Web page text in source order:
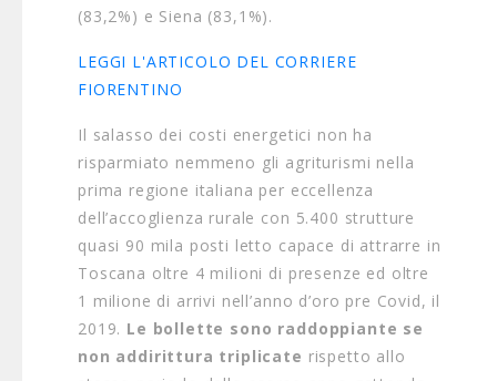
(83,2%) e Siena (83,1%).
LEGGI L'ARTICOLO DEL CORRIERE
FIORENTINO
Il salasso dei costi energetici non ha
risparmiato nemmeno gli agriturismi nella
prima regione italiana per eccellenza
dell’accoglienza rurale con 5.400 strutture
quasi 90 mila posti letto capace di attrarre in
Toscana oltre 4 milioni di presenze ed oltre
1 milione di arrivi nell’anno d’oro pre Covid, il
2019. Le bollette sono raddoppiante se
non addirittura triplicate rispetto allo